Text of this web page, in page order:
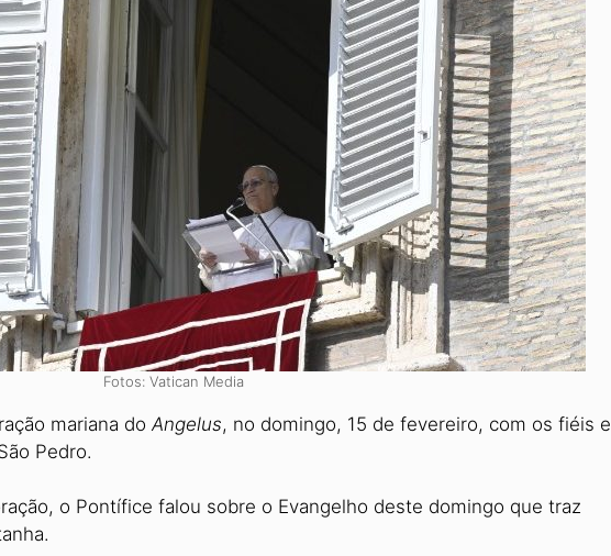
Fotos: Vatican Media
mariana do Angelus, no domingo, 15 de fevereiro, com os fiéis e
Pedro.
o Pontífice falou sobre o Evangelho deste domingo que traz